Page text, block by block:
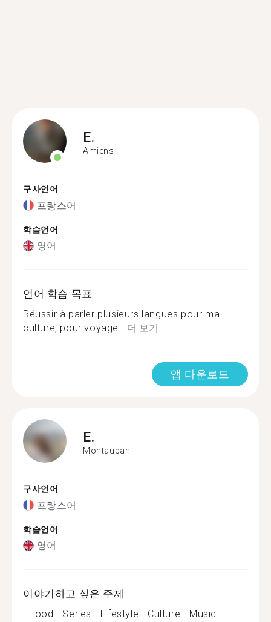
E.
Amiens
구사언어
프랑스어
학습언어
영어
언어 학습 목표
Réussir à parler plusieurs langues pour ma
culture, pour voyage...더 보기
앱 다운로드
E.
Montauban
구사언어
프랑스어
학습언어
영어
이야기하고 싶은 주제
- Food - Series - Lifestyle - Culture - Music -